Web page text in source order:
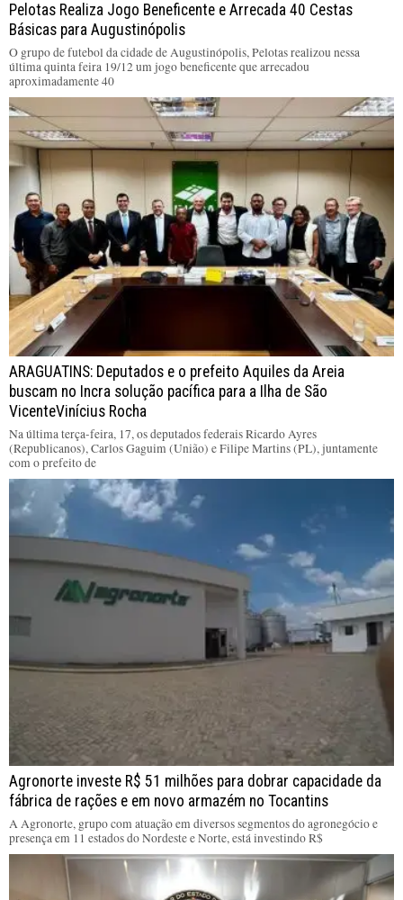
Pelotas Realiza Jogo Beneficente e Arrecada 40 Cestas
Básicas para Augustinópolis
O grupo de futebol da cidade de Augustinópolis, Pelotas realizou nessa
última quinta feira 19/12 um jogo beneficente que arrecadou
aproximadamente 40
ARAGUATINS: Deputados e o prefeito Aquiles da Areia
buscam no Incra solução pacífica para a Ilha de São
VicenteVinícius Rocha
Na última terça-feira, 17, os deputados federais Ricardo Ayres
(Republicanos), Carlos Gaguim (União) e Filipe Martins (PL), juntamente
com o prefeito de
Agronorte investe R$ 51 milhões para dobrar capacidade da
fábrica de rações e em novo armazém no Tocantins
A Agronorte, grupo com atuação em diversos segmentos do agronegócio e
presença em 11 estados do Nordeste e Norte, está investindo R$